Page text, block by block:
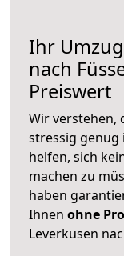
Ihr
nach
Preiswert
Wir verstehen,
stressig genug
helfen, sich
machen zu
haben
Ihnen ohne
Leverkusen